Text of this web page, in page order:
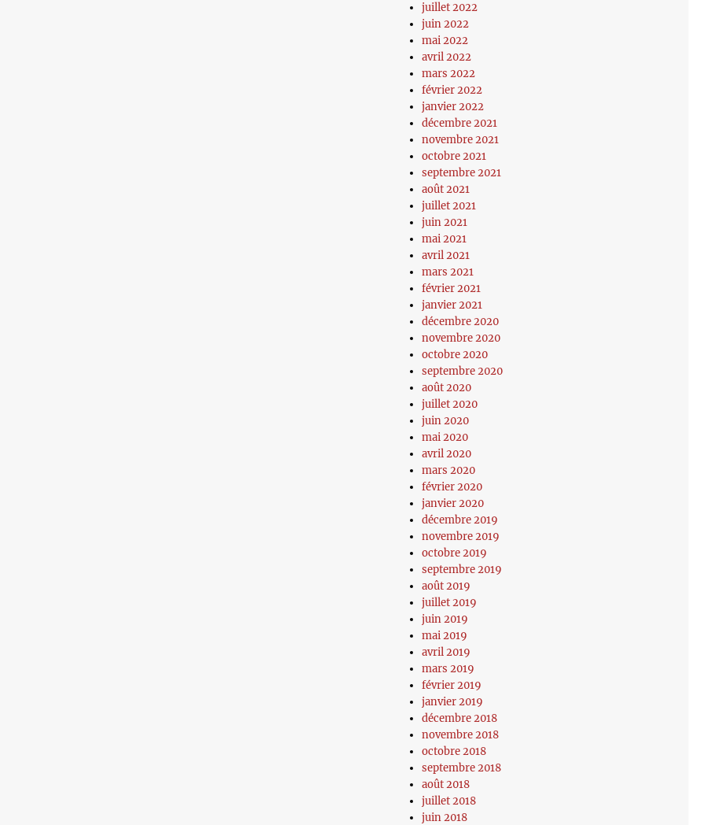
juillet 2022
juin 2022
mai 2022
avril 2022
mars 2022
février 2022
janvier 2022
décembre 2021
novembre 2021
octobre 2021
septembre 2021
août 2021
juillet 2021
juin 2021
mai 2021
avril 2021
mars 2021
février 2021
janvier 2021
décembre 2020
novembre 2020
octobre 2020
septembre 2020
août 2020
juillet 2020
juin 2020
mai 2020
avril 2020
mars 2020
février 2020
janvier 2020
décembre 2019
novembre 2019
octobre 2019
septembre 2019
août 2019
juillet 2019
juin 2019
mai 2019
avril 2019
mars 2019
février 2019
janvier 2019
décembre 2018
novembre 2018
octobre 2018
septembre 2018
août 2018
juillet 2018
juin 2018